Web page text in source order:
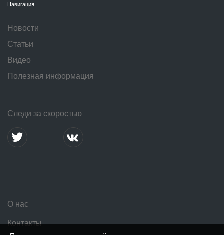
Навигация
Новости
Статьи
Видео
Полезная информация
Следи за скоростью
О нас
Контакты